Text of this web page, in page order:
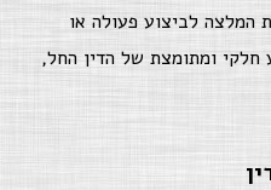
המלצה לביצוע פעולה או
חלקי ומתומצת של הדין החל,